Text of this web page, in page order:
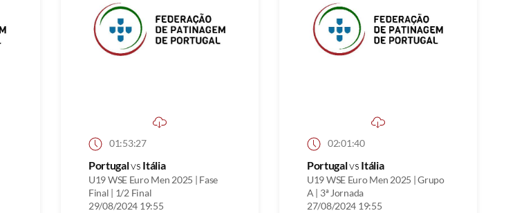
01:53:27
Portugalvs Itália
U19 WSE Euro Men 2025 | Fase
Final | 1/2 Final
29/08/2024 19:55
02:01:40
Portugalvs Itália
U19 WSE Euro Men 2025 | Grupo
A | 3ª Jornada
27/08/2024 19:55